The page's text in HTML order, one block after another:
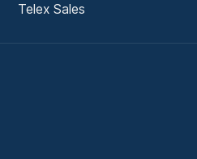
Telex Sales